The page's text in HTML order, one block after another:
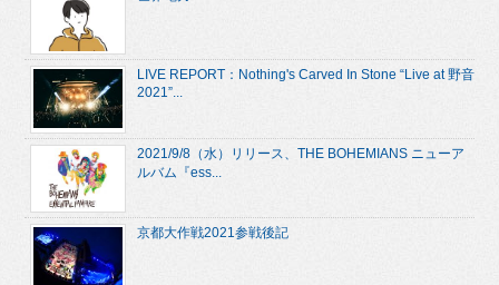
LIVE REPORT：Nothing's Carved In Stone “Live at 野音
2021”...
2021/9/8（水）リリース、THE BOHEMIANS ニューア
ルバム『ess...
京都大作戦2021参戦後記